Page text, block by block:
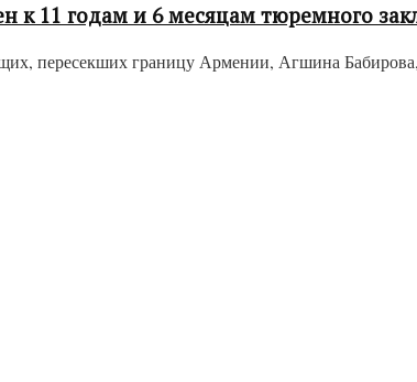
к 11 годам и 6 месяцам тюремного
пересекших границу Армении, Агшина